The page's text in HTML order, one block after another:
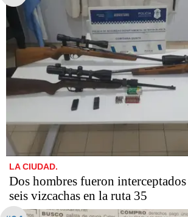
LA CIUDAD.
Dos hombres fueron
seis vizcachas en la ruta 35